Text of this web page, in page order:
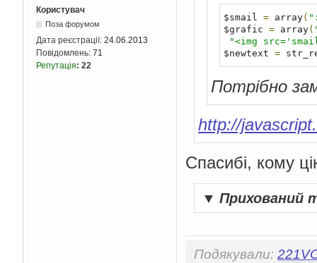
Користувач
Поза форумом
Дата реєстрації: 24.06.2013
Повідомлень: 71
Репутація: 22
$smail = array(
$grafic = array(
"<img
$newtext =
Потрібно
http://
Спасибі, кому
▼ Прихований
Подякували: